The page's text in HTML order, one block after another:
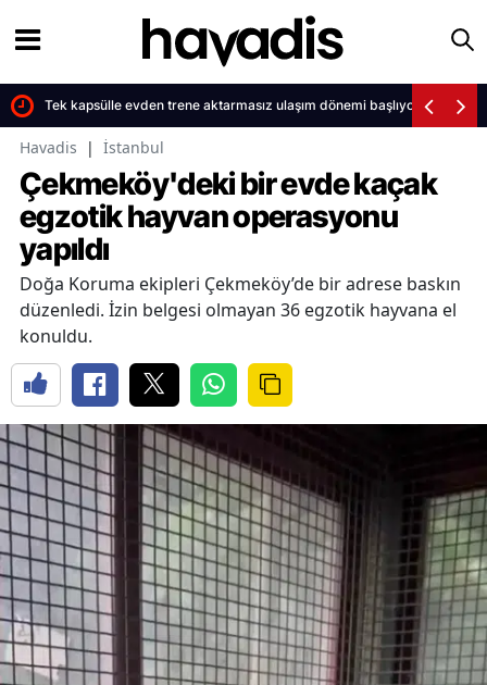
Tek kapsülle evden trene aktarmasız ulaşım dönemi başlıyor
Havadis | İstanbul
Çekmeköy'deki bir evde kaçak
egzotik hayvan operasyonu
yapıldı
Doğa Koruma ekipleri Çekmeköy’de bir adrese baskın
düzenledi. İzin belgesi olmayan 36 egzotik hayvana el
konuldu.